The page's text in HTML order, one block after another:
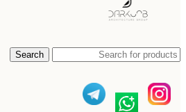
Search